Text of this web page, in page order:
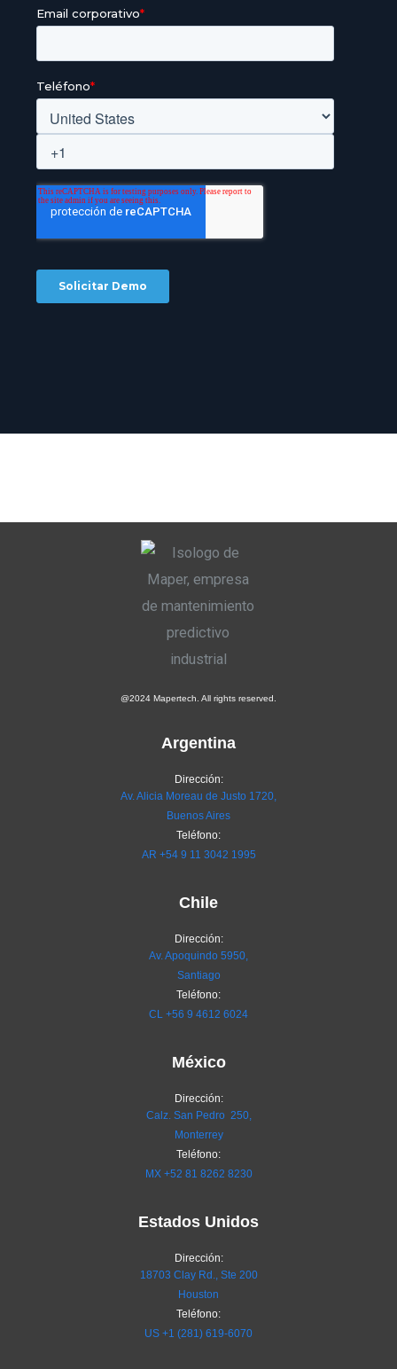
@2024 Mapertech. All rights reserved.
Argentina
Dirección:
Av. Alicia Moreau de Justo 1720,
Buenos Aires
Teléfono:
AR +54 9 11 3042 1995
Chile
Dirección:
Av. Apoquindo 5950,
Santiago
Teléfono:
CL +56 9 4612 6024
México
Dirección:
Calz. San Pedro 250,
Monterrey
Teléfono:
MX +52 81 8262 8230
Estados Unidos
Dirección:
18703 Clay Rd., Ste 200
Houston
Teléfono:
US +1 (281) 619-6070